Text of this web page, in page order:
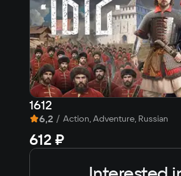
1612
6,2 / Action, Adventure, Russian
612 ₽